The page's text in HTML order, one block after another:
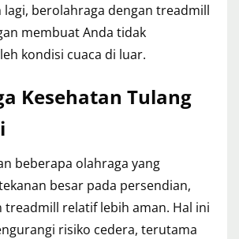
lagi, berolahraga dengan treadmill
membuat Anda tidak
kondisi cuaca di luar.
Kesehatan Tulang
beberapa olahraga yang
besar pada persendian,
treadmill relatif lebih aman. Hal ini
risiko cedera, terutama